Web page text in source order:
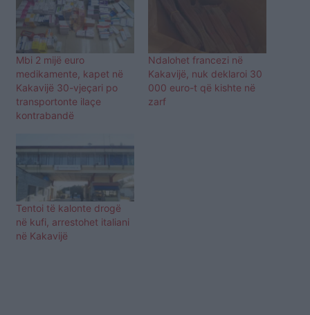
Mbi 2 mijë euro
medikamente, kapet në
Kakavijë 30-vjeçari po
transportonte ilaçe
kontrabandë
Ndalohet francezi në
Kakavijë, nuk deklaroi 30
000 euro-t që kishte në
zarf
Tentoi të kalonte drogë
në kufi, arrestohet italiani
në Kakavijë